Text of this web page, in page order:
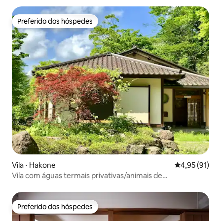
Preferido dos hóspedes
Preferido dos hóspedes
Vila ⋅ Hakone 4,95 de uma
4,95 (91)
Vila com águas termais privativas/animais de
Preferido dos hóspedes
Preferido dos hóspedes